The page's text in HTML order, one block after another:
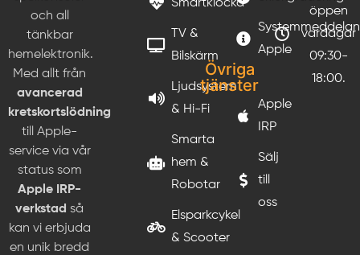
och all
tänkbar
hemelektronik.
Med allt från
avancerad
kretskortslödning
till Apple-
service via vår
status som
Apple IRP-
verkstad så
kan vi erbjuda
en unik bredd
Smartklocka
TV &
Bilskärm
Ljudsystem
& Hi-Fi
Smarta
hem &
Robotar
Elsparkcykel
& Scooter
Apple
Övriga
tjänster
Apple
IRP
Sälj
till
oss
öppen
vardagar
09:30-
18:00.